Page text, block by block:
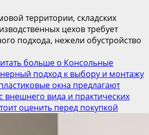
территории, складских
цехов требует
подхода, нежели обустройство
больше о Консольные
подход к выбору и монтажу
окна предлагают
внешнего вида и практических
оценить перед покупкой